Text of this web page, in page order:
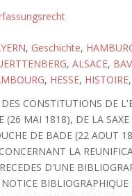
, Geschichte,
, ALSACE,
, HESSE, HISTOIRE,
CONSTITUTIONS DE
(26 MAI 1818), DE LA
DE BADE (22 AOUT
LA
D'UNE